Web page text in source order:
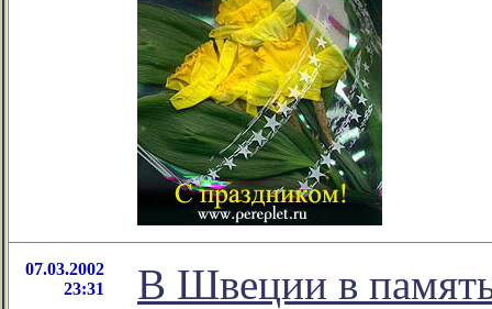
07.03.2002
23:31
В Швеции в